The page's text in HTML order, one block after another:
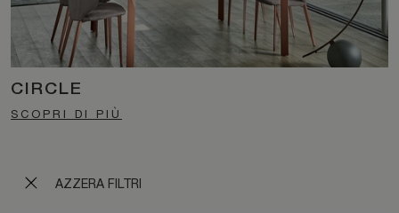
AZZERA FILTRI
CIRCLE
SCOPRI DI PIÙ